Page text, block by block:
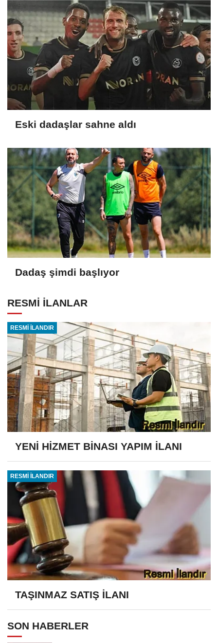
Eski dadaşlar sahne aldı
Dadaş şimdi başlıyor
RESMİ İLANLAR
RESMİ İLANDIR
YENİ HİZMET BİNASI YAPIM İLANI
RESMİ İLANDIR
TAŞINMAZ SATIŞ İLANI
SON HABERLER